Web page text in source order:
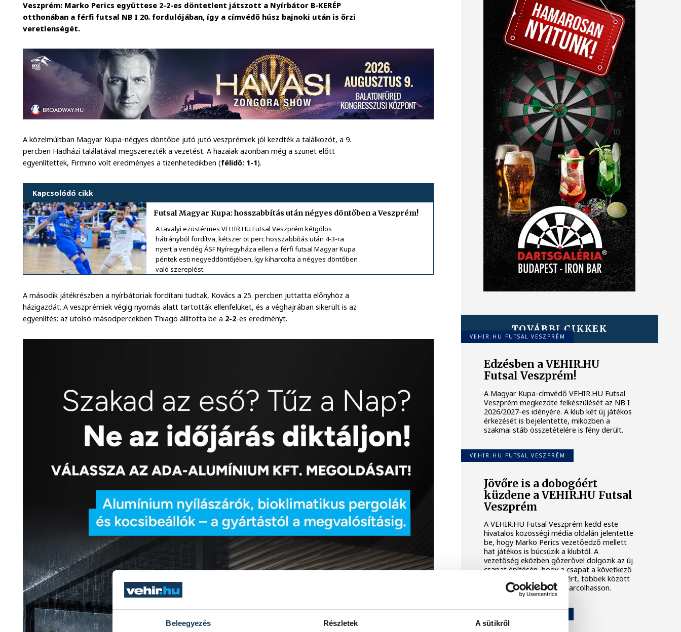
Beleegyezés Részletek A sütikről
Veszprém: Marko Perics együttese 2-2-es döntetlent játszott a Nyírbátor B-KERÉP
otthonában a férfi futsal NB I 20. fordulójában, így a címvédő húsz bajnoki után is őrzi
veretlenségét.
A közelmúltban Magyar Kupa-négyes döntőbe jutó jutó veszprémiek jól kezdték a találkozót, a 9.
percben Hadházi találatával megszerezték a vezetést. A hazaiak azonban még a szünet előtt
egyenlítettek, Firmino volt eredményes a tizenhetedikben (félidő: 1-1).
Kapcsolódó cikk
Futsal Magyar Kupa: hosszabbítás után négyes döntőben a Veszprém!
A tavalyi ezüstérmes VEHIR.HU Futsal Veszprém kétgólos
hátrányból fordítva, kétszer öt perc hosszabbítás után 4-3-ra
nyert a vendég ÁSF Nyíregyháza ellen a férfi futsal Magyar Kupa
péntek esti negyeddöntőjében, így kiharcolta a négyes döntőben
való szereplést.
A második játékrészben a nyírbátoriak fordítani tudtak, Kovács a 25. percben juttatta előnyhöz a
házigazdát. A veszprémiek végig nyomás alatt tartották ellenfelüket, és a véghajrában sikerült is az
egyenlítés: az utolsó másodpercekben Thiago állította be a 2-2-es eredményt.
TOVÁBBI CIKKEK
VEHIR.HU FUTSAL VESZPRÉM
Edzésben a VEHIR.HU
Futsal Veszprém!
A Magyar Kupa-címvédő VEHIR.HU Futsal
Veszprém megkezdte felkészülését az NB I
2026/2027-es idényére. A klub két új játékos
érkezését is bejelentette, miközben a
szakmai stáb összetételére is fény derült.
VEHIR.HU FUTSAL VESZPRÉM
Jövőre is a dobogóért
küzdene a VEHIR.HU Futsal
Veszprém
A VEHIR.HU Futsal Veszprém kedd este
hivatalos közösségi média oldalán jelentette
be, hogy Marko Perics vezetőedző mellett
hat játékos is búcsúzik a klubtól. A
vezetőség eközben gőzerővel dolgozik az új
csapat építésén, hogy a csapat a következő
idényben is komoly célokért, többek között
dobogós helyezésekért harcolhasson.